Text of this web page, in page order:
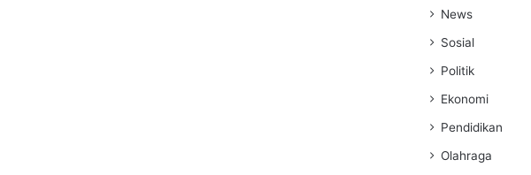
News
Sosial
Politik
Ekonomi
Pendidikan
Olahraga